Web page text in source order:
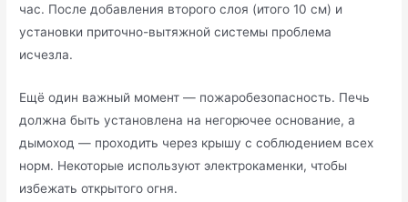
час. После добавления второго слоя (итого 10 см) и
установки приточно-вытяжной системы проблема
исчезла.
Ещё один важный момент — пожаробезопасность. Печь
должна быть установлена на негорючее основание, а
дымоход — проходить через крышу с соблюдением всех
норм. Некоторые используют электрокаменки, чтобы
избежать открытого огня.